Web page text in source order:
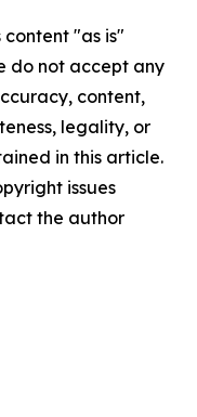
content "as is"
do not accept any
content,
legality, or
in this article.
issues
the author